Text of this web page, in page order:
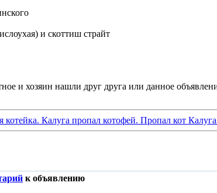
и скоттиш страйт
котейка. Калуга пропал котофей. Пропал кот
к объявлению